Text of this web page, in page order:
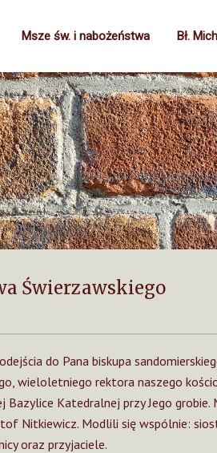
Msze św. i nabożeństwa Bł.
Świerzawskiego
do Pana biskupa
wieloletniego rektora naszego
Bazylice Katedralnej przy Jego
Nitkiewicz. Modlili się wspólnie:
oraz przyjaciele.